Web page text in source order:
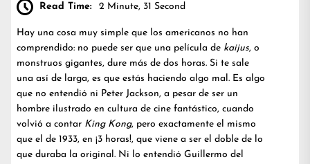
Read Time: 2 Minute, 31 Second
Hay una cosa muy simple que los americanos no han
comprendido: no puede ser que una película de kaijus, o
monstruos gigantes, dure más de dos horas. Si te sale
una así de larga, es que estás haciendo algo mal. Es algo
que no entendió ni Peter Jackson, a pesar de ser un
hombre ilustrado en cultura de cine fantástico, cuando
volvió a contar King Kong, pero exactamente el mismo
que el de 1933, en ¡3 horas!, que viene a ser el doble de lo
que duraba la original. Ni lo entendió Guillermo del